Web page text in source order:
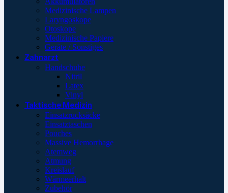
Medizinische Lampen
Laryngoskope
Otoskope
Medizinische Papiere
Geräte / Sonstiges
Zahnarzt
Handschuhe
Nitril
Latex
Vinyl
Taktische Medizin
Einsatzrucksäcke
Einsatztaschen
Pouches
Massive Hemorrhage
Atemweg
Atmung
Kreislauf
Wärmeerhalt
Zubehör